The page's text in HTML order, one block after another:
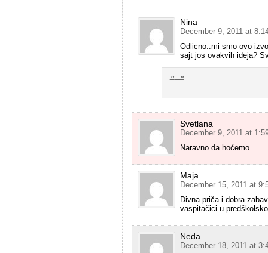
Nina
December 9, 2011 at
Odlicno..mi smo ovo
sajt jos ovakvih ideja?
Svetlana
December 9, 2011 at
Naravno da hoćemo
Maja
December 15, 2011 at
Divna priča i dobra
vaspitačici u
Neda
December 18, 2011 at